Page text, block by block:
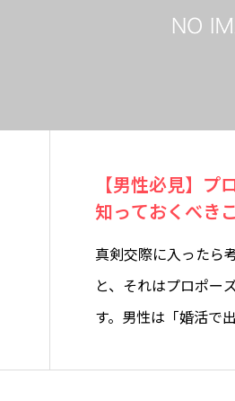
【男性必見】プ
知っておくべき
真剣交際に入ったら
と、それはプロポー
す。男性は「婚活で